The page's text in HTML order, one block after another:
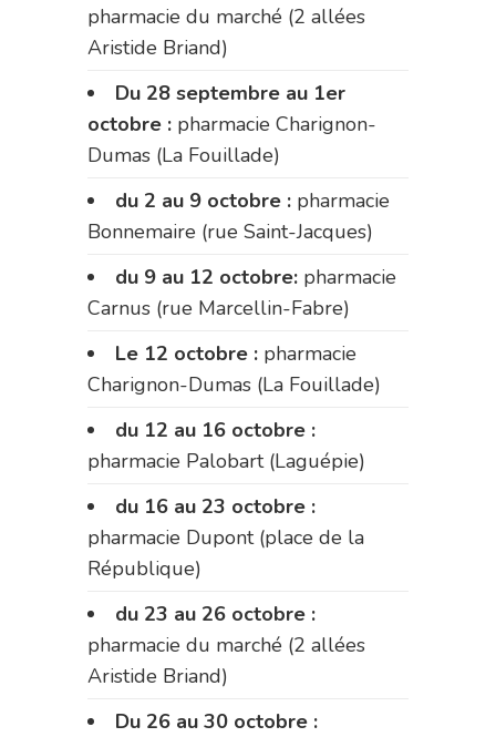
pharmacie du marché (2 allées
Aristide Briand)
Du 28 septembre au 1er
octobre : pharmacie Charignon-
Dumas (La Fouillade)
du 2 au 9 octobre : pharmacie
Bonnemaire (rue Saint-Jacques)
du 9 au 12 octobre: pharmacie
Carnus (rue Marcellin-Fabre)
Le 12 octobre : pharmacie
Charignon-Dumas (La Fouillade)
du 12 au 16 octobre :
pharmacie Palobart (Laguépie)
du 16 au 23 octobre :
pharmacie Dupont (place de la
République)
du 23 au 26 octobre :
pharmacie du marché (2 allées
Aristide Briand)
Du 26 au 30 octobre :